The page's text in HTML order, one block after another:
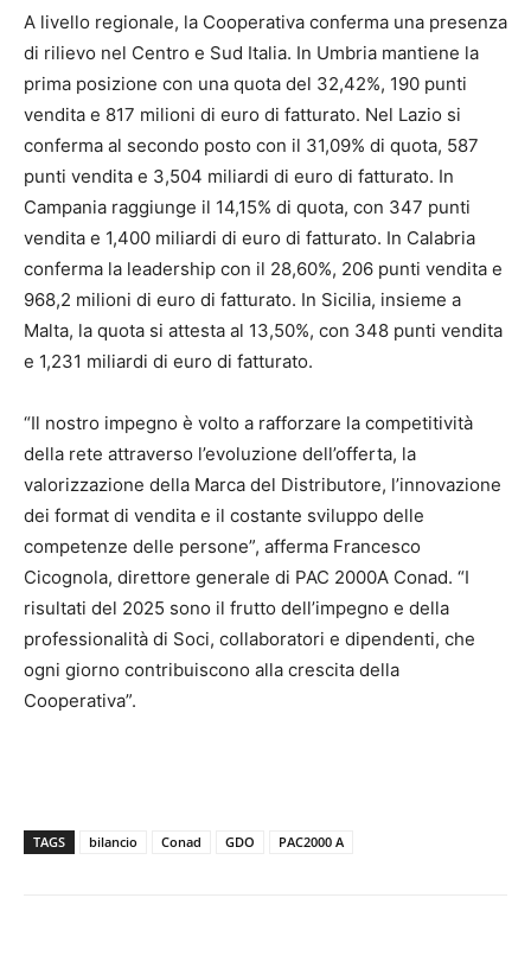
A livello regionale, la Cooperativa conferma una presenza
di rilievo nel Centro e Sud Italia. In Umbria mantiene la
prima posizione con una quota del 32,42%, 190 punti
vendita e 817 milioni di euro di fatturato. Nel Lazio si
conferma al secondo posto con il 31,09% di quota, 587
punti vendita e 3,504 miliardi di euro di fatturato. In
Campania raggiunge il 14,15% di quota, con 347 punti
vendita e 1,400 miliardi di euro di fatturato. In Calabria
conferma la leadership con il 28,60%, 206 punti vendita e
968,2 milioni di euro di fatturato. In Sicilia, insieme a
Malta, la quota si attesta al 13,50%, con 348 punti vendita
e 1,231 miliardi di euro di fatturato.
“Il nostro impegno è volto a rafforzare la competitività
della rete attraverso l’evoluzione dell’offerta, la
valorizzazione della Marca del Distributore, l’innovazione
dei format di vendita e il costante sviluppo delle
competenze delle persone”, afferma Francesco
Cicognola, direttore generale di PAC 2000A Conad. “I
risultati del 2025 sono il frutto dell’impegno e della
professionalità di Soci, collaboratori e dipendenti, che
ogni giorno contribuiscono alla crescita della
Cooperativa”.
TAGS bilancio Conad GDO PAC2000 A